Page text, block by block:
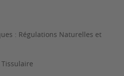
: Régulations Naturelles et